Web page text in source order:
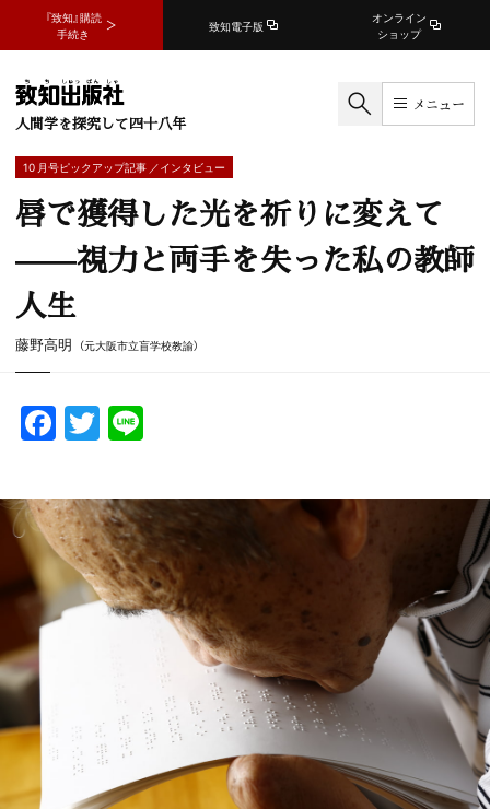
『致知』購読
手続き
致知電子版
オンライン
ショップ
人間学を探究して四十八年
メニュー
10 月号ピックアップ記事 ／インタビュー
唇で獲得した光を祈りに変えて
——視力と両手を失った私の教師
人生
藤野高明 （元大阪市立盲学校教諭）
F
a
c
e
b
o
o
T
w
itt
er
e